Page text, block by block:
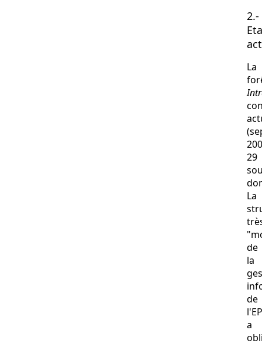
2.-
La
29
La
de
la
de
a